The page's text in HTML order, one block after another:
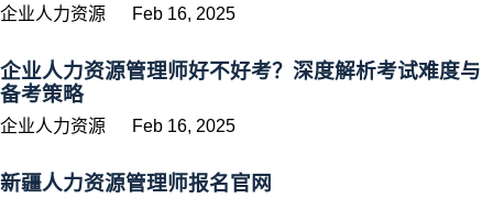
企业人力资源 Feb 16, 2025
企业人力资源管理师好不好考？深度解析考试难度与
备考策略
企业人力资源 Feb 16, 2025
新疆人力资源管理师报名官网